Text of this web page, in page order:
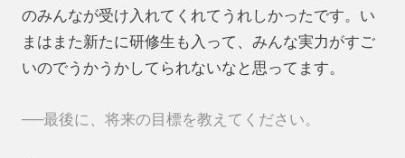
のみんなが受け入れてくれてうれしかったです。い
まはまた新たに研修生も入って、みんな実力がすご
いのでうかうかしてられないなと思ってます。
──最後に、将来の目標を教えてください。